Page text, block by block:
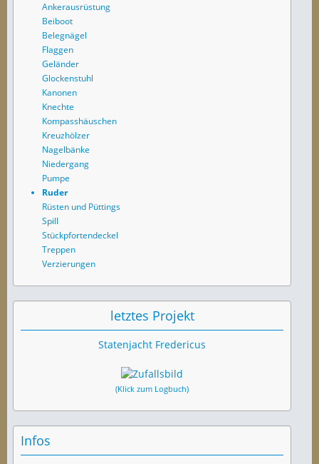
Ankerausrüstung
Beiboot
Belegnägel
Flaggen
Geländer
Glockenstuhl
Kanonen
Knechte
Kompasshäuschen
Kreuzhölzer
Nagelbänke
Niedergang
Pumpe
Ruder
Rüsten und Püttings
Spill
Stückpfortendeckel
Treppen
Verzierungen
letztes Projekt
Statenjacht Fredericus
(Klick zum Logbuch)
Infos